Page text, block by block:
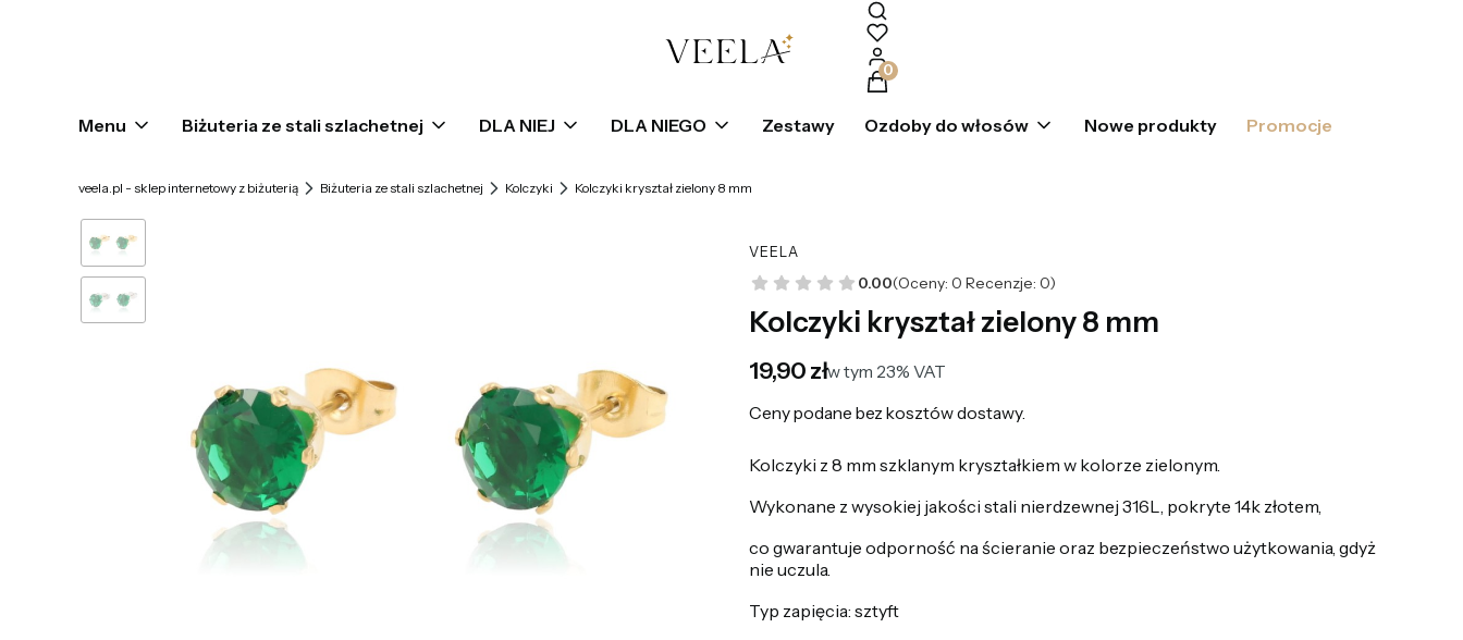
Produkty w koszyku: 0. Zobacz szczegóły
Menu Biżuteria ze stali szlachetnej DLA NIEJ DLA NIEGO Zestawy Ozdoby do włosów Nowe produkty Promocje
veela.pl - sklep internetowy z biżuterią Biżuteria ze stali szlachetnej Kolczyki Kolczyki kryształ zielony 8 mm
VEELA
0.00(Oceny: 0 Recenzje: 0)
Kolczyki kryształ zielony 8 mm
Cena
19,90 złw tym 23% VAT
w tym 23% VAT
Ceny podane bez kosztów dostawy.
Kolczyki z 8 mm szklanym kryształkiem w kolorze zielonym.
Wykonane z wysokiej jakości stali nierdzewnej 316L, pokryte 14k złotem,
co gwarantuje odporność na ścieranie oraz bezpieczeństwo użytkowania, gdyż
nie uczula.
Typ zapięcia: sztyft